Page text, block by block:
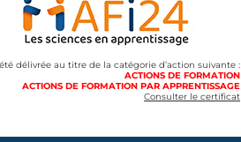
délivrée au titre de la catégorie d’action suivante :
ACTIONS DE FORMATION
ACTIONS DE FORMATION PAR APPRENTISSAGE
Consulter le certificat